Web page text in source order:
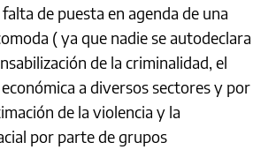
de puesta en agenda de una
( ya que nadie se autodeclara
de la criminalidad, el
a diversos sectores y por
de la violencia y la
por parte de grupos